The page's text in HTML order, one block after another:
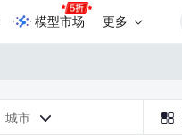
模型市场 更多
城市  